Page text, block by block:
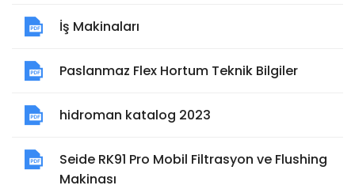
İş Makinaları
Paslanmaz Flex Hortum Teknik Bilgiler
hidroman katalog 2023
Seide RK91 Pro Mobil Filtrasyon ve Flushing
Makinası